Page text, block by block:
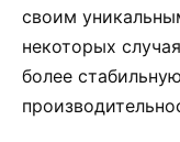
своим
некоторых
более